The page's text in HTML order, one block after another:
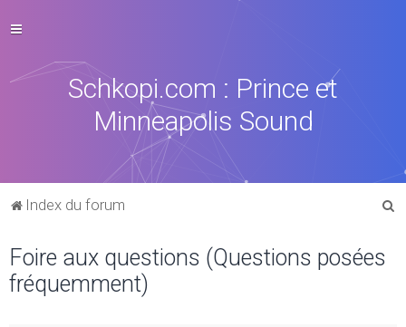
Schkopi.com : Prince et
Minneapolis Sound
Index du forum
Foire aux questions (Questions posées
fréquemment)